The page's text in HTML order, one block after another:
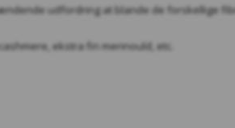
udfordring at blande de forskellige
ekstra fin merinould, etc.